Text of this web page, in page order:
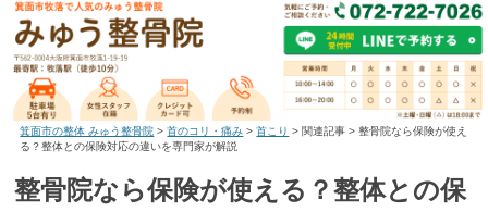
箕面市の整体 みゅう整骨院 >首のコリ・痛み >首こり > 関連記事 >整骨院なら保険が使え
る？整体との保険対応の違いを専門家が解説
整骨院なら保険が使える？整体との保